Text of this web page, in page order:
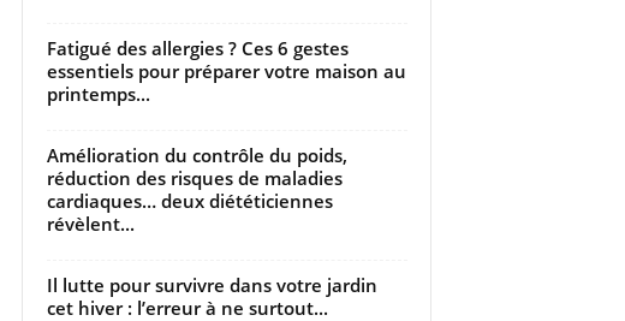
Fatigué des allergies ? Ces 6 gestes
essentiels pour préparer votre maison au
printemps...
Amélioration du contrôle du poids,
réduction des risques de maladies
cardiaques… deux diététiciennes
révèlent...
Il lutte pour survivre dans votre jardin
cet hiver : l’erreur à ne surtout...